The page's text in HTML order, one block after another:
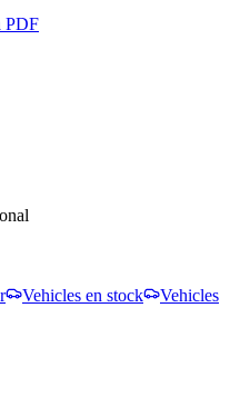
PDF
Vehicles en stock
Vehicles